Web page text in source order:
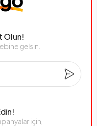
Olun!
gelsin.
için,